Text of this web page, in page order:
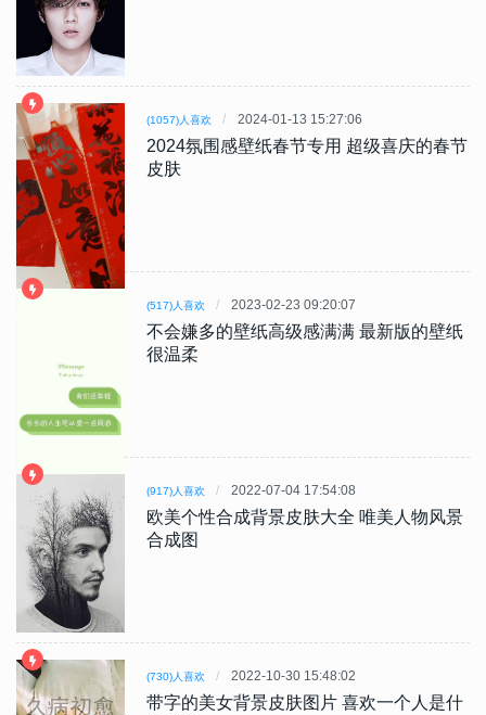
(1057)人喜欢 2024-01-13 15:27:06
2024氛围感壁纸春节专用 超级喜庆的春节
皮肤
(517)人喜欢 2023-02-23 09:20:07
不会嫌多的壁纸高级感满满 最新版的壁纸
很温柔
(917)人喜欢 2022-07-04 17:54:08
欧美个性合成背景皮肤大全 唯美人物风景
合成图
(730)人喜欢 2022-10-30 15:48:02
带字的美女背景皮肤图片 喜欢一个人是什